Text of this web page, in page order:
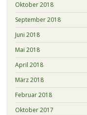
Oktober 2018
September 2018
Juni 2018
Mai 2018
April 2018
März 2018
Februar 2018
Oktober 2017